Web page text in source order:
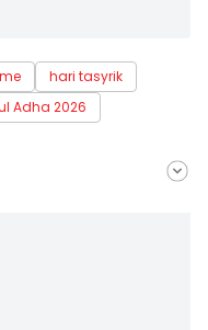
hari tasyrik
Adha 2026